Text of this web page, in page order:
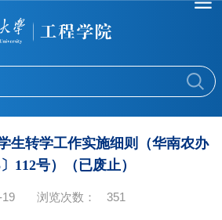
生转学工作实施细则（华南农办
〕112号）（已废止）
浏览次数： 351